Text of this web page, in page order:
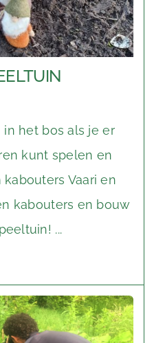
het bos als je er
kunt spelen en
Vaari en
kabouters en bouw
...